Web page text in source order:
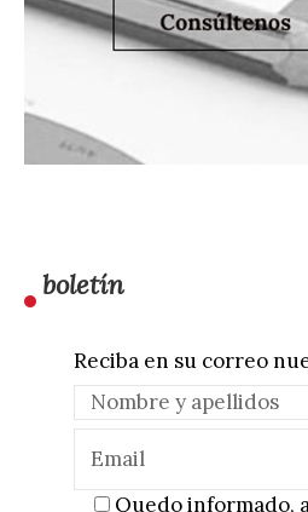
boletín
Reciba en su correo
Quedo informado,